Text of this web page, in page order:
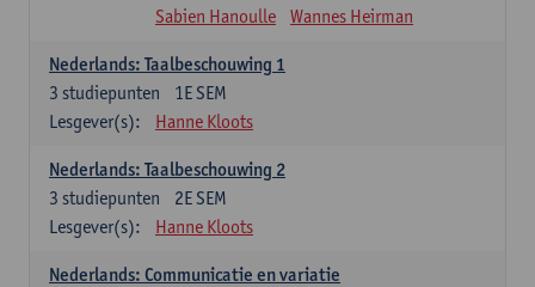
Sabien Hanoulle
Wannes Heirman
Nederlands: Taalbeschouwing 1
1E SEM
3 studiepunten
Lesgever(s):
Hanne Kloots
Nederlands: Taalbeschouwing 2
2E SEM
3 studiepunten
Lesgever(s):
Hanne Kloots
Nederlands: Communicatie en variatie